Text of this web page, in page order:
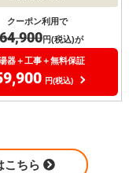
クーポン利用で
円(税込)が
器＋工事＋無料保証
円(税込)
こちら